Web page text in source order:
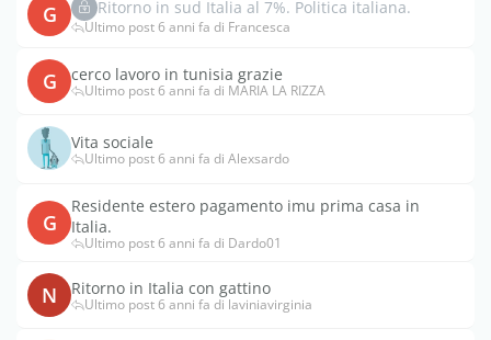
G Ritorno in sud Italia al 7%. Politica italiana.
Ultimo post 6 anni fa di Francesca
G cerco lavoro in tunisia grazie
Ultimo post 6 anni fa di MARIA LA RIZZA
Vita sociale
Ultimo post 6 anni fa di Alexsardo
G
Residente estero pagamento imu prima casa in
Italia.
Ultimo post 6 anni fa di Dardo01
N Ritorno in Italia con gattino
Ultimo post 6 anni fa di laviniavirginia